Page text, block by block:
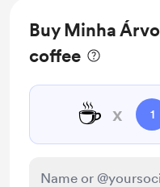
Buy Minha
coffee
☕ x 1